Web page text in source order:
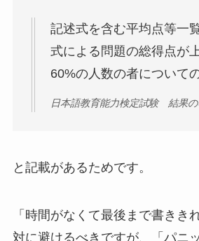
記述式を含む平均点等一
式による問題の総得点が
60%の人数の者について
日本語教育能力検定試験 結果
と記載があるためです。
「時間がなくて最後まで書きき
対に避けるべきですが、「パニ